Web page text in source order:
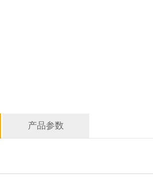
产品参数